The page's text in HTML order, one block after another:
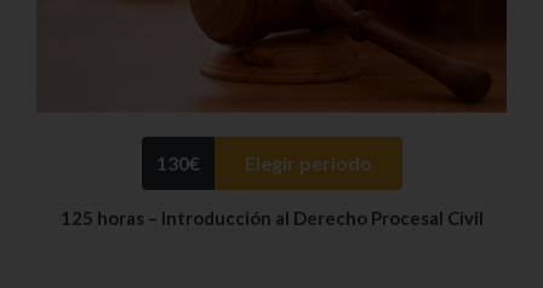
130€ Elegir periodo
125 horas – Introducción al Derecho Procesal Civil